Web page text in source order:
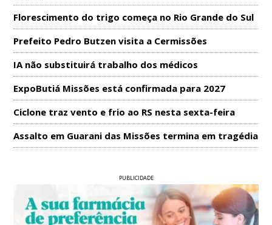
Florescimento do trigo começa no Rio Grande do Sul
Prefeito Pedro Butzen visita a Cermissões
IA não substituirá trabalho dos médicos
ExpoButiá Missões está confirmada para 2027
Ciclone traz vento e frio ao RS nesta sexta-feira
Assalto em Guarani das Missões termina em tragédia
PUBLICIDADE